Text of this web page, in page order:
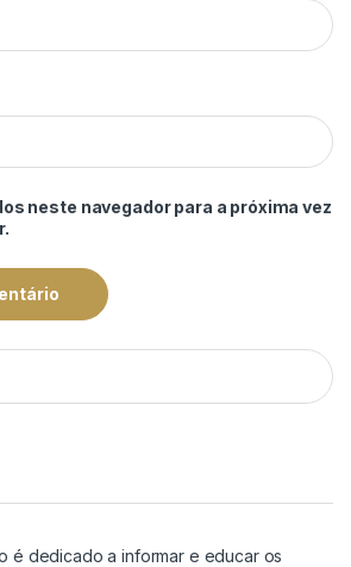
neste navegador para a próxima vez
é dedicado a informar e educar os